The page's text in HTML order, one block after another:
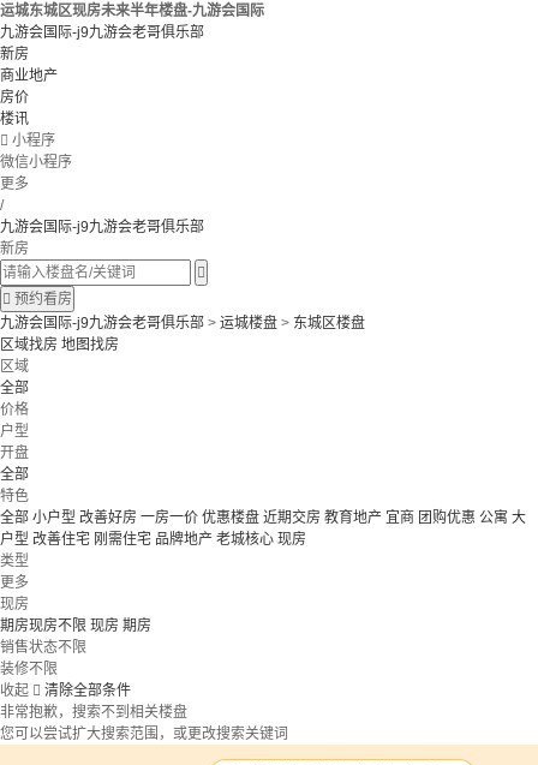
运城东城区现房未来半年楼盘-九游会国际
九游会国际-j9九游会老哥俱乐部
新房
商业地产
房价
楼讯
 小程序
微信小程序
更多
/
九游会国际-j9九游会老哥俱乐部
新房

 预约看房
九游会国际-j9九游会老哥俱乐部 > 运城楼盘 > 东城区楼盘
区域找房 地图找房
区域
全部
价格
户型
开盘
全部
特色
全部 小户型 改善好房 一房一价 优惠楼盘 近期交房 教育地产 宜商 团购优惠 公寓 大
户型 改善住宅 刚需住宅 品牌地产 老城核心 现房
类型
更多
现房
期房现房不限 现房 期房
销售状态不限
装修不限
收起  清除全部条件
非常抱歉，搜索不到相关楼盘
您可以尝试扩大搜索范围，或更改搜索关键词